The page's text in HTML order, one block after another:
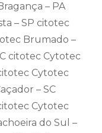
– PA
– SP citotec
Brumado –
citotec Cytotec
Cytotec
– SC
Cytotec
do Sul –